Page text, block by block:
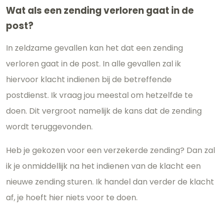
Wat als een zending verloren gaat in de
post?
In zeldzame gevallen kan het dat een zending
verloren gaat in de post. In alle gevallen zal ik
hiervoor klacht indienen bij de betreffende
postdienst. Ik vraag jou meestal om hetzelfde te
doen. Dit vergroot namelijk de kans dat de zending
wordt teruggevonden.
Heb je gekozen voor een verzekerde zending? Dan zal
ik je onmiddellijk na het indienen van de klacht een
nieuwe zending sturen. Ik handel dan verder de klacht
af, je hoeft hier niets voor te doen.